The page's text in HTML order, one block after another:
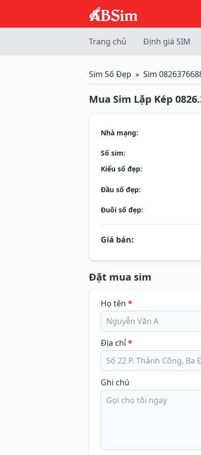
Trang chủ Định giá SIM
Sim Số Đẹp Sim
Mua Sim Lặp Kép
Nhà mạng:
Số sim:
Kiểu số đẹp:
Đầu số đẹp:
Đuôi số đẹp:
Giá bán:
Đặt mua sim
Họ tên *
Địa chỉ*
Ghi chú